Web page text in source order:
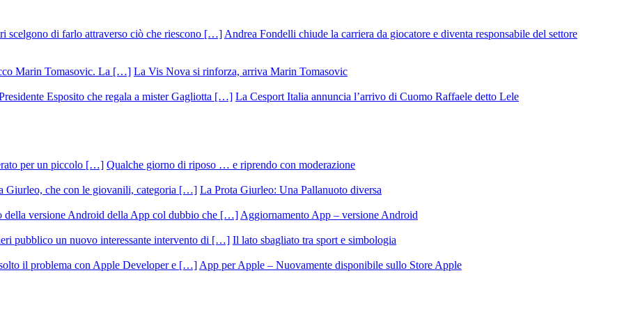
Andrea Fondelli chiude la carriera da giocatore e diventa responsabile del settore
La Vis Nova si rinforza, arriva Marin Tomasovic
La Cesport Italia annuncia l’arrivo di Cuomo Raffaele detto Lele
Qualche giorno di riposo … e riprendo con moderazione
La Prota Giurleo: Una Pallanuoto diversa
Aggiornamento App – versione Android
Il lato sbagliato tra sport e simbologia
App per Apple – Nuovamente disponibile sullo Store Apple